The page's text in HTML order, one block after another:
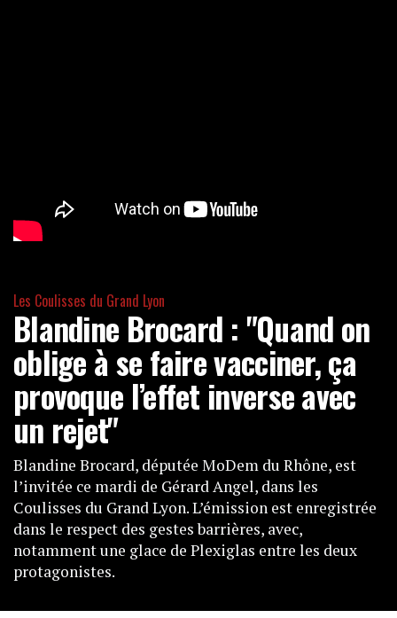
Les Coulisses du Grand Lyon
Blandine Brocard : "Quand on
oblige à se faire vacciner, ça
provoque l’effet inverse avec
un rejet"
Blandine Brocard, députée MoDem du Rhône, est
l’invitée ce mardi de Gérard Angel, dans les
Coulisses du Grand Lyon. L’émission est enregistrée
dans le respect des gestes barrières, avec,
notamment une glace de Plexiglas entre les deux
protagonistes.